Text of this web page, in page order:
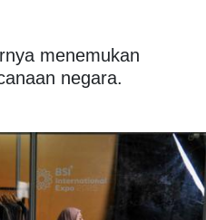
menemukan
negara.